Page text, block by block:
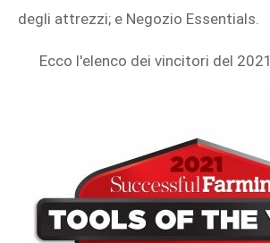
degli attrezzi; e Negozio Essentials.
Ecco l'elenco dei vincitori del